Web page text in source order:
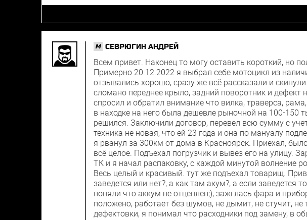
M СЕВРЮГИН АНДРЕЙ
Всем привет. Наконец то могу оставить короткий, но
Примерно 20.12.2022 я выбрал себе мотоцикл из
отзывались хорошо, сразу же всё рассказали и
сломано переднее крыло, задний поворотник и
спросил и обратил внимание что вилка, траверса,
в находке на него была дешевле рыночной на 100-
решился. Заключили договор, перевел всю сумму с
техника не новая, что ей 23 года и она по мануалу
я рванул за 300км от дома в Красноярск. Приехал,
всё целое. Подъехал погрузчик и вывез его на улицу.
ТК и я начал распаковку, с каждой минутой волнение
Весь целый и красивый. тут же подъехал товарищ.
заведется или нет?, а как там акум?, а если заведется
поняли что аккум не отцеплен;), зажглась фара и
положено, работает без шумов, не дымит, не стучит, не
дефектовки, я понимал что расходники под замену, в